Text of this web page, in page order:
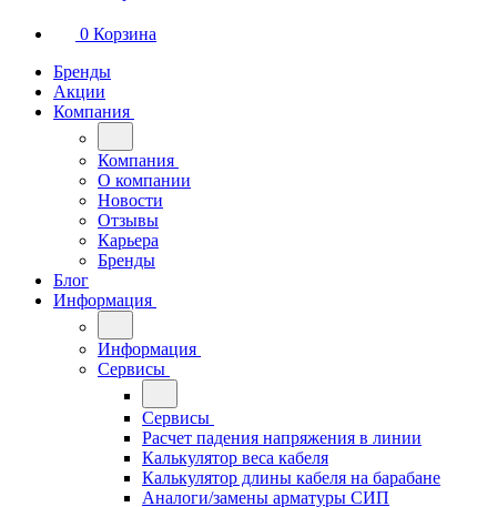
0 Корзина
Бренды
Акции
Компания
Компания
О компании
Новости
Отзывы
Карьера
Бренды
Блог
Информация
Информация
Сервисы
Сервисы
Расчет падения напряжения в линии
Калькулятор веса кабеля
Калькулятор длины кабеля на барабане
Аналоги/замены арматуры СИП